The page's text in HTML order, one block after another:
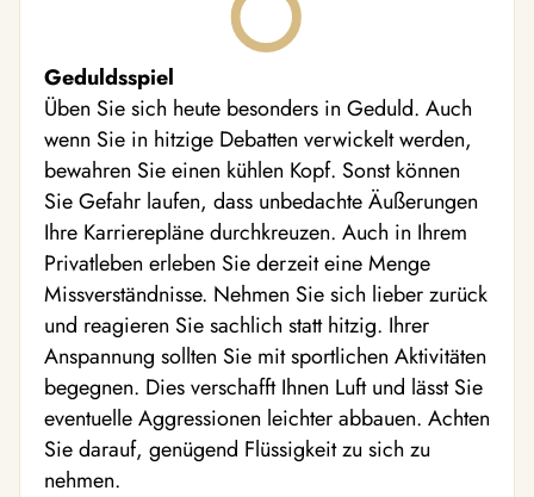
Geduldsspiel
Üben Sie sich heute besonders in Geduld. Auch
wenn Sie in hitzige Debatten verwickelt werden,
bewahren Sie einen kühlen Kopf. Sonst können
Sie Gefahr laufen, dass unbedachte Äußerungen
Ihre Karrierepläne durchkreuzen. Auch in Ihrem
Privatleben erleben Sie derzeit eine Menge
Missverständnisse. Nehmen Sie sich lieber zurück
und reagieren Sie sachlich statt hitzig. Ihrer
Anspannung sollten Sie mit sportlichen Aktivitäten
begegnen. Dies verschafft Ihnen Luft und lässt Sie
eventuelle Aggressionen leichter abbauen. Achten
Sie darauf, genügend Flüssigkeit zu sich zu
nehmen.